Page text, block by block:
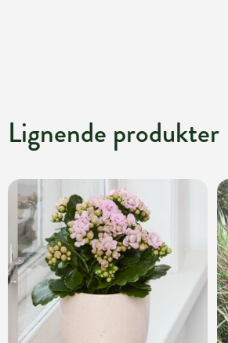
Lignende produkter